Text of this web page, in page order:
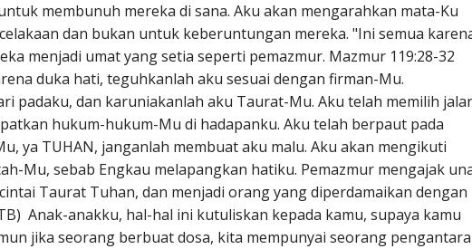
membunuh mereka di sana. Aku akan mengarahkan mata-Ku
dan bukan untuk keberuntungan mereka. "Ini semua
menjadi umat yang setia seperti pemazmur. Mazmur 119:28-32
duka hati, teguhkanlah aku sesuai dengan firman-Mu.
padaku, dan karuniakanlah aku Taurat-Mu. Aku telah memilih
hukum-hukum-Mu di hadapanku. Aku telah berpaut pada
ya TUHAN, janganlah membuat aku malu. Aku akan mengikuti
Mu, sebab Engkau melapangkan hatiku. Pemazmur mengajak
Taurat Tuhan, dan menjadi orang yang diperdamaikan dengan
Anak-anakku, hal-hal ini kutuliskan kepada kamu, supaya kamu
jika seorang berbuat dosa, kita mempunyai seorang pengantara